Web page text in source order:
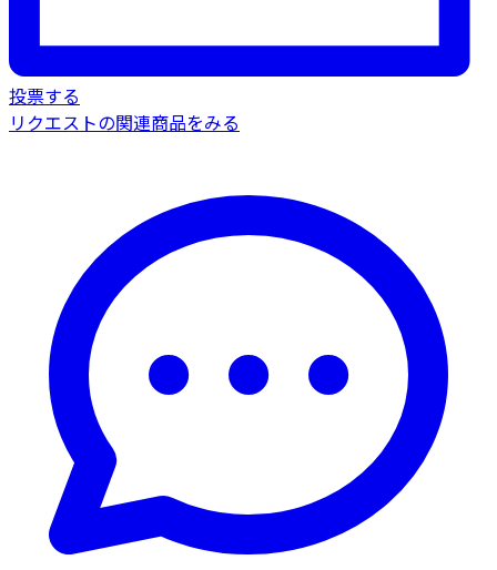
投票する
リクエストの関連商品をみる